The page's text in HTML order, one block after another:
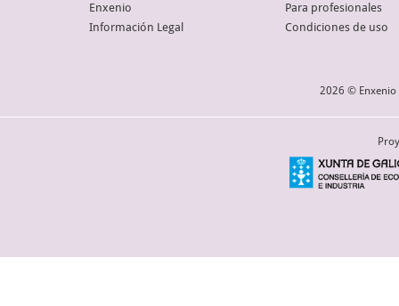
Enxenio
Información Legal
Para profesionales
Condiciones de uso
2026 © Enxenio